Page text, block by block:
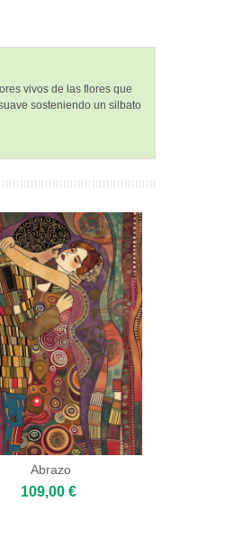
vivos de las flores que
sosteniendo un silbato
Abrazo
109,00 €